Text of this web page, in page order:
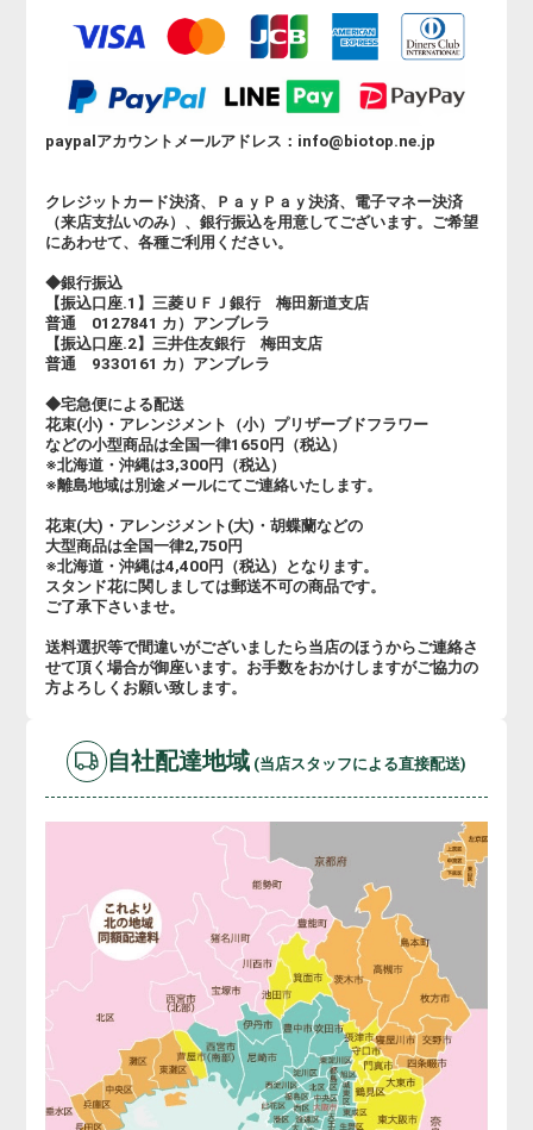
paypalアカウントメールアドレス：info@biotop.ne.jp
クレジットカード決済、ＰａｙＰａｙ決済、電子マネー決済
（来店支払いのみ）、銀行振込を用意してございます。ご希望
にあわせて、各種ご利用ください。
◆銀行振込
【振込口座.1】三菱ＵＦＪ銀行 梅田新道支店
普通 0127841 カ）アンブレラ
【振込口座.2】三井住友銀行 梅田支店
普通 9330161 カ）アンブレラ
◆宅急便による配送
花束(小)・アレンジメント（小）プリザーブドフラワー
などの小型商品は全国一律1650円（税込）
※北海道・沖縄は3,300円（税込）
※離島地域は別途メールにてご連絡いたします。
花束(大)・アレンジメント(大)・胡蝶蘭などの
大型商品は全国一律2,750円
※北海道・沖縄は4,400円（税込）となります。
スタンド花に関しましては郵送不可の商品です。
ご了承下さいませ。
送料選択等で間違いがございましたら当店のほうからご連絡さ
せて頂く場合が御座います。お手数をおかけしますがご協力の
方よろしくお願い致します。
自社配達地域 (当店スタッフによる直接配送)